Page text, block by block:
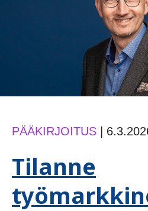
PÄÄKIRJOITUS
Tilanne